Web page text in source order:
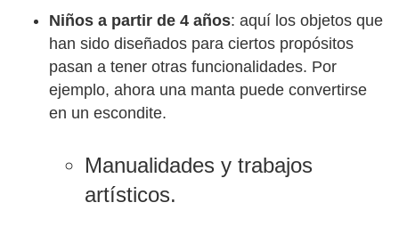
Niños a partir de 4 años: aquí los objetos que
han sido diseñados para ciertos propósitos
pasan a tener otras funcionalidades. Por
ejemplo, ahora una manta puede convertirse
en un escondite.
Manualidades y trabajos
artísticos.